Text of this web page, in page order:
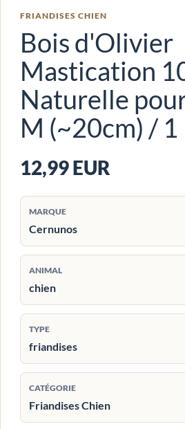
FRIANDISES CHIEN
Bois d'Olivier
Mastication
Naturelle
M (~20cm) / 1
12,99 EUR
MARQUE
Cernunos
ANIMAL
chien
TYPE
friandises
CATÉGORIE
Friandises Chien